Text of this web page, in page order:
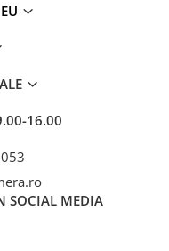
16.00
SOCIAL MEDIA